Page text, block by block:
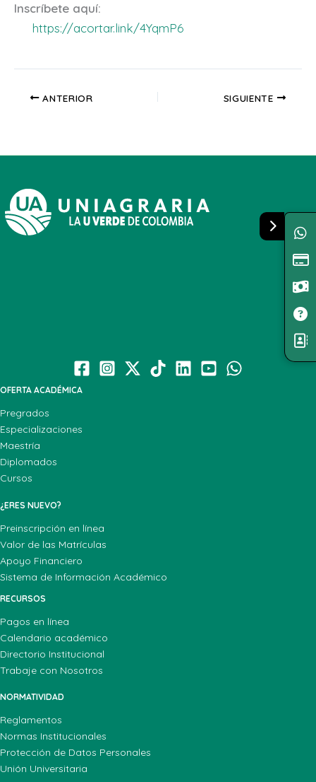
Inscríbete aquí:
https://acortar.link/4YqmP6
ANTERIOR SIGUIENTE
OFERTA ACADÉMICA
Pregrados
Especializaciones
Maestría
Diplomados
Cursos
¿ERES NUEVO?
Preinscripción en línea
Valor de las Matrículas
Apoyo Financiero
Sistema de Información Académico
RECURSOS
Pagos en línea
Calendario académico
Directorio Institucional
Trabaje con Nosotros
NORMATIVIDAD
Reglamentos
Normas Institucionales
Protección de Datos Personales
Unión Universitaria